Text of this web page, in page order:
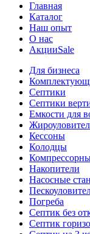
Главная
Каталог
Наш опыт
О нас
АкцииSale
Для бизнеса
Септики
Септики
Емкости для
Кессоны
Колодцы
Накопители
Насосные
Погреба
Септик без
Септик